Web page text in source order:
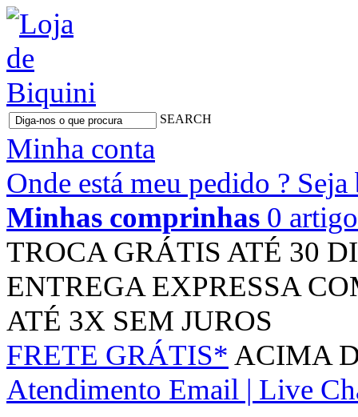
SEARCH
Minha conta
Onde está meu pedido ?
Minhas comprinhas 0
TROCA GRÁTIS ATÉ 30
ENTREGA EXPRESSA
ATÉ 3X SEM JUROS
FRETE GRÁTIS* ACIMA
Atendimento Email | Live